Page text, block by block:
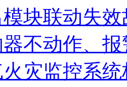
块联动失效
不动作、
灾监控系